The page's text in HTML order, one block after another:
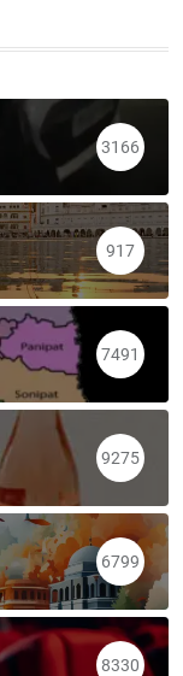
3166
917
7491
9275
6799
8330